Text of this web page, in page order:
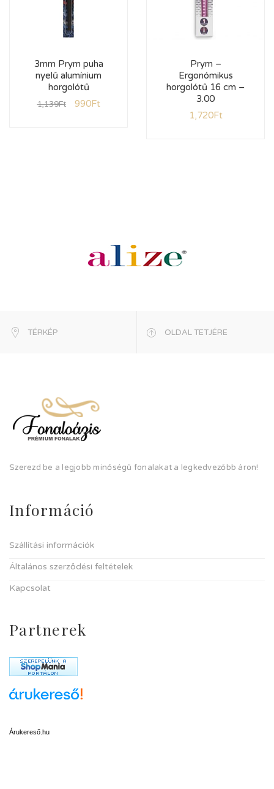
3mm Prym puha
nyelű alumínium
horgolótű
1,139Ft 990Ft
Prym –
Ergonómikus
horgolótű 16 cm –
3.00
1,720Ft
TÉRKÉP OLDAL TETJÉRE
Szerezd be a legjobb minőségű fonalakat a legkedvezőbb áron!
Információ
Szállítási információk
Általános szerződési feltételek
Kapcsolat
Partnerek
Árukereső.hu